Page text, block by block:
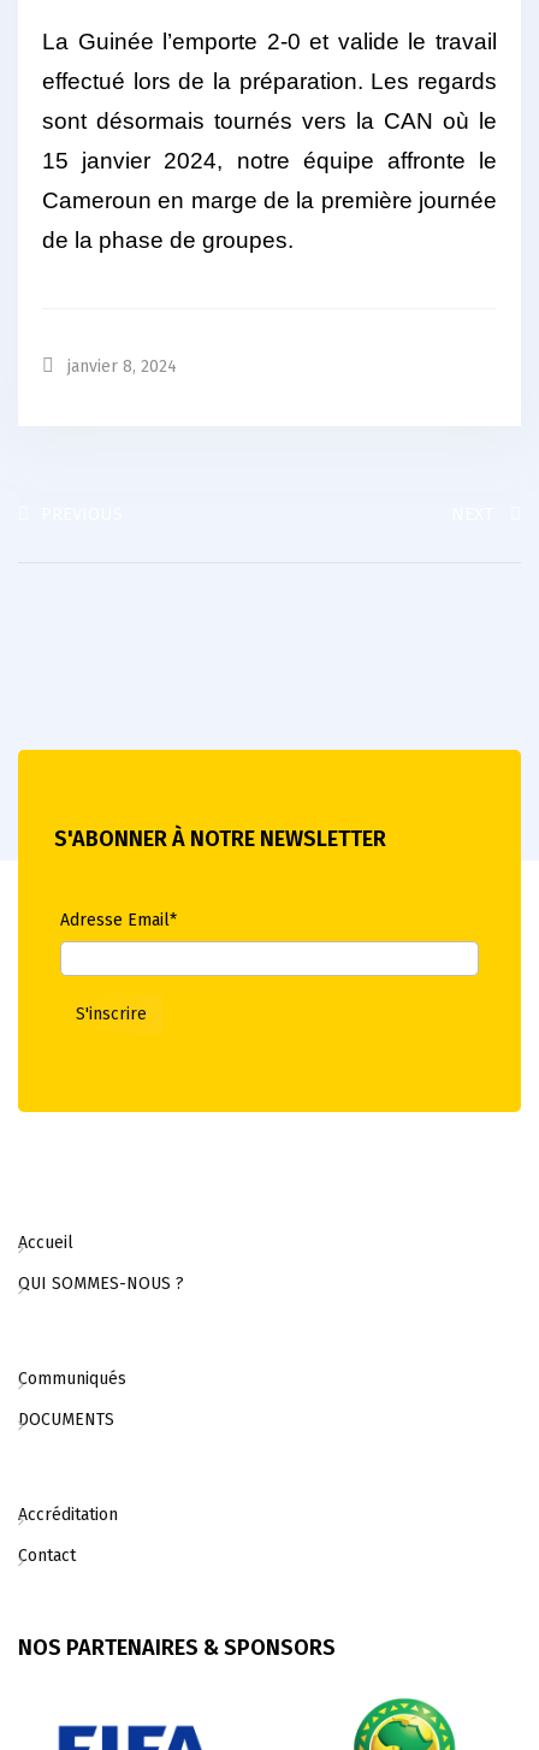
La Guinée l’emporte 2-0 et valide le travail
effectué lors de la préparation. Les regards
sont désormais tournés vers la CAN où le
15 janvier 2024, notre équipe affronte le
Cameroun en marge de la première journée
de la phase de groupes.
janvier 8, 2024
S'ABONNER À NOTRE NEWSLETTER
Adresse Email*
Accueil
QUI SOMMES-NOUS ?
Communiqués
DOCUMENTS
Accréditation
Contact
NOS PARTENAIRES & SPONSORS